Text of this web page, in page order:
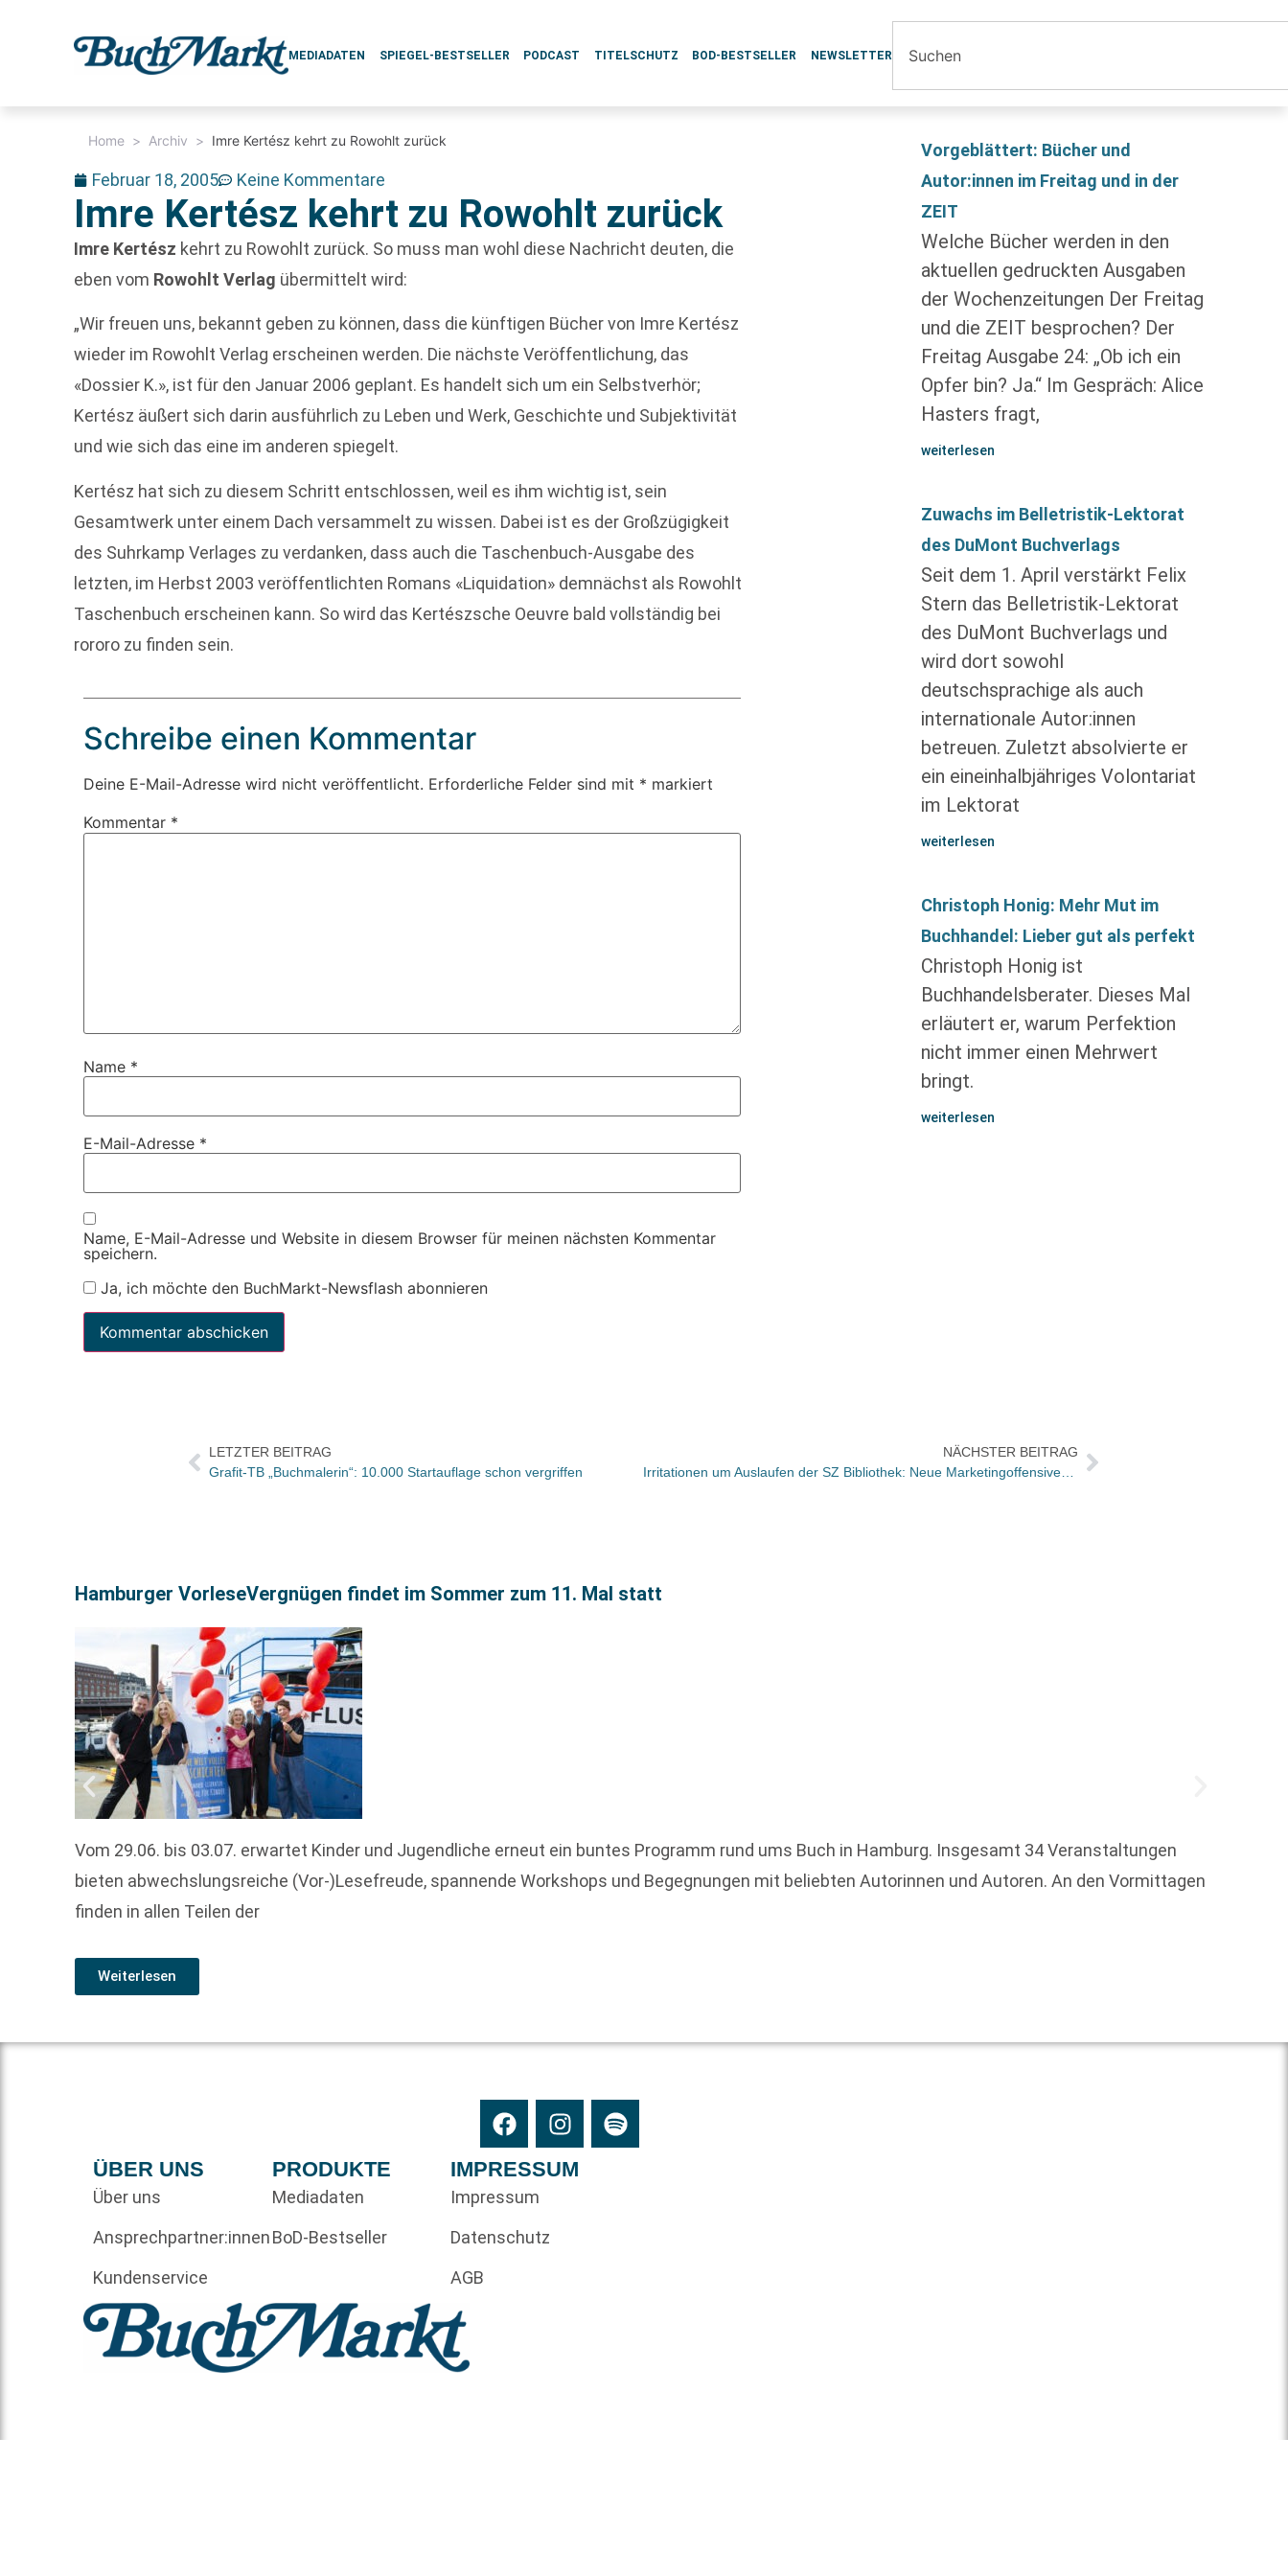
MEDIADATEN SPIEGEL-BESTSELLER PODCAST TITELSCHUTZ BOD-BESTSELLER NEWSLETTER
Home > Archiv > Imre Kertész kehrt zu Rowohlt zurück
Februar 18, 2005 Keine Kommentare
Imre Kertész kehrt zu Rowohlt zurück
Imre Kertész kehrt zu Rowohlt zurück. So muss man wohl diese Nachricht deuten, die
eben vom Rowohlt Verlag übermittelt wird:
„Wir freuen uns, bekannt geben zu können, dass die künftigen Bücher von Imre Kertész
wieder im Rowohlt Verlag erscheinen werden. Die nächste Veröffentlichung, das
«Dossier K.», ist für den Januar 2006 geplant. Es handelt sich um ein Selbstverhör;
Kertész äußert sich darin ausführlich zu Leben und Werk, Geschichte und Subjektivität
und wie sich das eine im anderen spiegelt.
Kertész hat sich zu diesem Schritt entschlossen, weil es ihm wichtig ist, sein
Gesamtwerk unter einem Dach versammelt zu wissen. Dabei ist es der Großzügigkeit
des Suhrkamp Verlages zu verdanken, dass auch die Taschenbuch-Ausgabe des
letzten, im Herbst 2003 veröffentlichten Romans «Liquidation» demnächst als Rowohlt
Taschenbuch erscheinen kann. So wird das Kertészsche Oeuvre bald vollständig bei
rororo zu finden sein.
Schreibe einen Kommentar
Deine E-Mail-Adresse wird nicht veröffentlicht. Erforderliche Felder sind mit * markiert
Kommentar *
Name *
E-Mail-Adresse *
Name, E-Mail-Adresse und Website in diesem Browser für meinen nächsten Kommentar
speichern.
Ja, ich möchte den BuchMarkt-Newsflash abonnieren
Vorgeblättert: Bücher und
Autor:innen im Freitag und in der
ZEIT
Welche Bücher werden in den
aktuellen gedruckten Ausgaben
der Wochenzeitungen Der Freitag
und die ZEIT besprochen? Der
Freitag Ausgabe 24: „Ob ich ein
Opfer bin? Ja.“ Im Gespräch: Alice
Hasters fragt,
weiterlesen
Zuwachs im Belletristik-Lektorat
des DuMont Buchverlags
Seit dem 1. April verstärkt Felix
Stern das Belletristik-Lektorat
des DuMont Buchverlags und
wird dort sowohl
deutschsprachige als auch
internationale Autor:innen
betreuen. Zuletzt absolvierte er
ein eineinhalbjähriges Volontariat
im Lektorat
weiterlesen
Christoph Honig: Mehr Mut im
Buchhandel: Lieber gut als perfekt
Christoph Honig ist
Buchhandelsberater. Dieses Mal
erläutert er, warum Perfektion
nicht immer einen Mehrwert
bringt.
weiterlesen
LETZTER BEITRAG
Grafit-TB „Buchmalerin“: 10.000 Startauflage schon vergriffen
NÄCHSTER BEITRAG
Hamburger VorleseVergnügen findet im Sommer zum 11. Mal statt
Vom 29.06. bis 03.07. erwartet Kinder und Jugendliche erneut ein buntes Programm rund ums Buch in Hamburg. Insgesamt 34 Veranstaltungen
bieten abwechslungsreiche (Vor-)Lesefreude, spannende Workshops und Begegnungen mit beliebten Autorinnen und Autoren. An den Vormittagen
finden in allen Teilen der
Weiterlesen
ÜBER UNS
Über uns
Ansprechpartner:innen
Kundenservice
PRODUKTE
Mediadaten
BoD-Bestseller
IMPRESSUM
Impressum
Datenschutz
AGB